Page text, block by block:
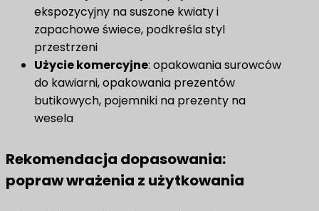
ekspozycyjny na suszone kwiaty i
zapachowe świece, podkreśla styl
przestrzeni
​Użycie komercyjne​: opakowania surowców
do kawiarni, opakowania prezentów
butikowych, pojemniki na prezenty na
wesela
Rekomendacja dopasowania:
popraw wrażenia z użytkowania